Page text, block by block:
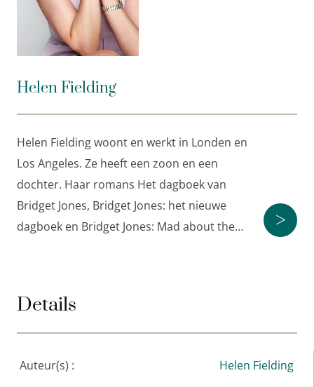
Grant, maar mét Patrick Dempsey. En met Emma
Thompson!
Helen Fielding woont en werkt in Londen en Los
romans Het dagboek van Bridget Jones
Jones: het nieuwe dagboekenBridget Jones: Mad
werden miljoenen exemplaren van verkocht.
Helen Fielding
Helen Fielding woont en werkt in Londen en
Los Angeles. Ze heeft een zoon en een
dochter. Haar romans Het dagboek van
Bridget Jones, Bridget Jones: het nieuwe
dagboek en Bridget Jones: Mad about the…
>
Details
Auteur(s) :
Helen Fielding